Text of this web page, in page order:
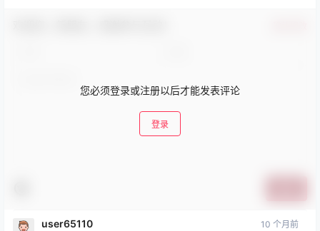
您必须登录或注册以后才能发表评论
登录
user65110 10 个月前